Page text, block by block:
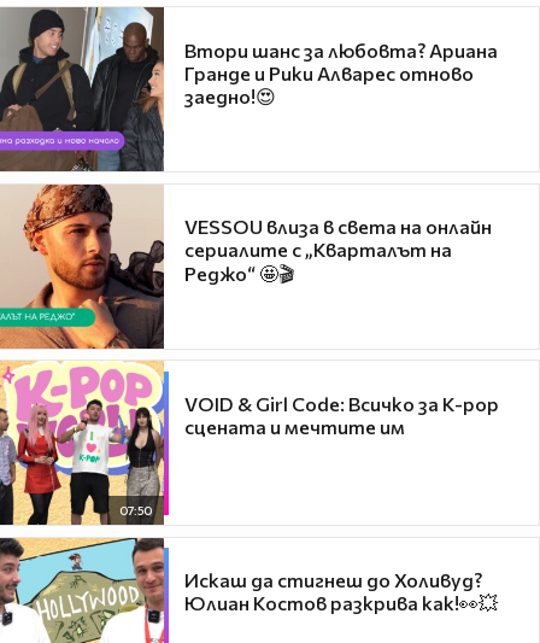
Втори шанс за любовта? Ариана
Гранде и Рики Алварес отново
заедно!😍
VESSOU влиза в света на онлайн
сериалите с „Кварталът на
Реджо“ 🤩🎬
07:50
VOID & Girl Code: Всичко за K-pop
сцената и мечтите им
Искаш да стигнеш до Холивуд?
Юлиан Костов разкрива как!👀💥